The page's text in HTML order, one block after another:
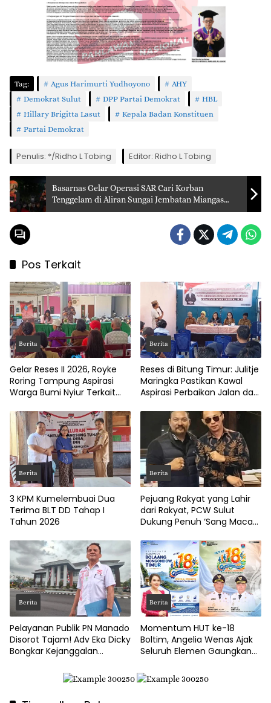
Tag: Agus Harimurti Yudhoyono
AHY
Demokrat Sulut
DPP Partai Demokrat
HBL
Hillary Brigitta Lasut
Kepala Badan Konstituen
Partai Demokrat
Penulis: */Ridho L Tobing Editor: Ridho L Tobing
Basarnas Gelar Operasi SAR Cari Korban
Tenggelam di Aliran Sungai Jembatan Miangas
Kota Manado
Pos Terkait
Berita
Gelar Reses II 2026, Royke
Roring Tampung Aspirasi
Warga Bumi Nyiur Terkait
Berita
Reses di Bitung Timur: Julitje
Maringka Pastikan Kawal
Aspirasi Perbaikan Jalan dan
Berita
3 KPM Kumelembuai Dua
Terima BLT DD Tahap I
Tahun 2026
Berita
Pejuang Rakyat yang Lahir
dari Rakyat, PCW Sulut
Dukung Penuh ‘Sang Macan
Berita
Pelayanan Publik PN Manado
Disorot Tajam! Adv Eka Dicky
Bongkar Kejanggalan
Berita
Momentum HUT ke-18
Boltim, Angelia Wenas Ajak
Seluruh Elemen Gaungkan